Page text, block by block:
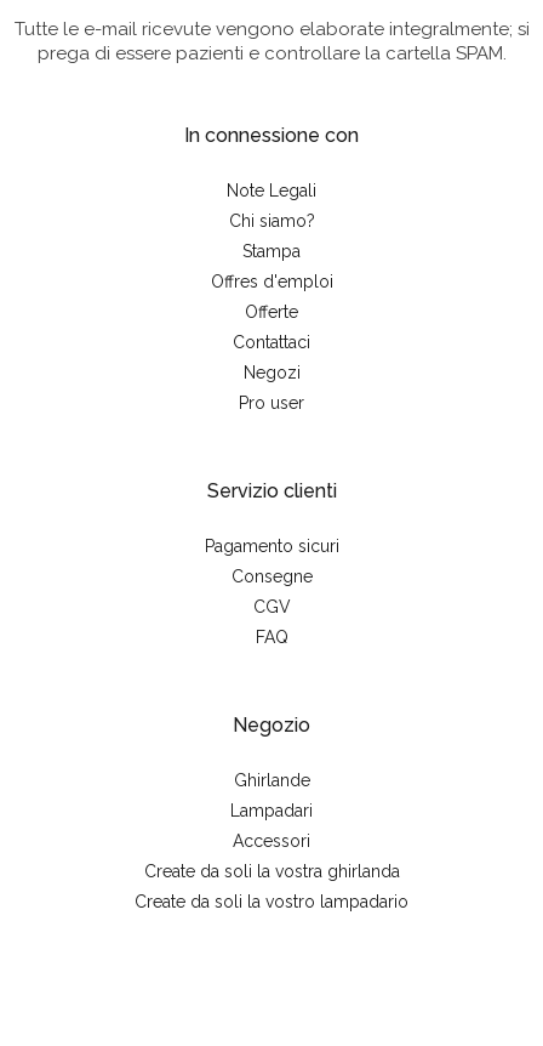
Tutte le e-mail ricevute vengono elaborate integralmente; si
prega di essere pazienti e controllare la cartella SPAM.
In connessione con
Note Legali
Chi siamo?
Stampa
Offres d'emploi
Offerte
Contattaci
Negozi
Pro user
Servizio clienti
Pagamento sicuri
Consegne
CGV
FAQ
Negozio
Ghirlande
Lampadari
Accessori
Create da soli la vostra ghirlanda
Create da soli la vostro lampadario